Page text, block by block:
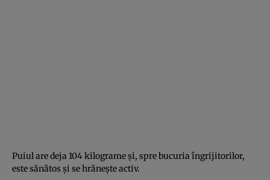
Puiul are deja 104 kilograme și, spre bucuria îngrijitorilor,
este sănătos și se hrănește activ.